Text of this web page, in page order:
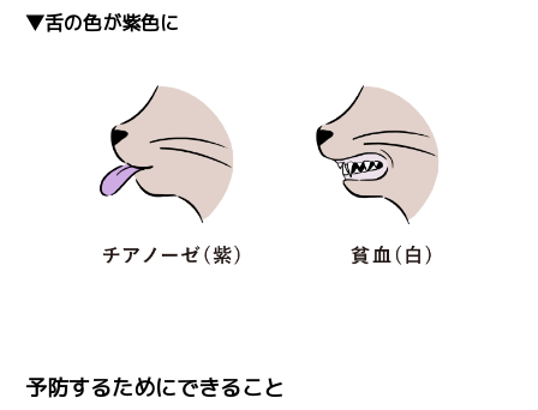
▼舌の色が紫色に
予防するためにできること